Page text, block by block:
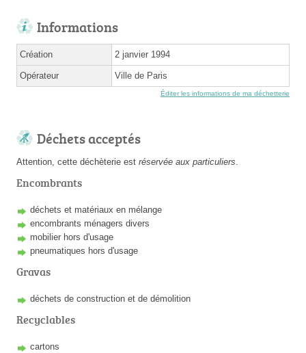
Informations
Création 2 janvier 1994
Opérateur Ville de Paris
Éditer les informations de ma déchetterie
Déchets acceptés
Attention, cette déchèterie est réservée aux particuliers
Encombrants
déchets et matériaux en mélange
encombrants ménagers divers
mobilier hors d'usage
pneumatiques hors d'usage
Gravas
déchets de construction et de démolition
Recyclables
cartons